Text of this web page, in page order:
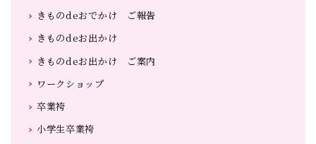
きものdeおでかけ ご報告
きものdeお出かけ
きものdeお出かけ ご案内
ワークショップ
卒業袴
小学生卒業袴